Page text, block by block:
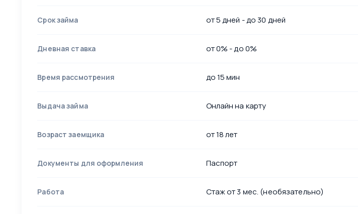
Срок займа от 5 дней - до 30 дней
Дневная ставка от 0% - до 0%
Время рассмотрения до 15 мин
Выдача займа Онлайн на карту
Возраст заемщика от 18 лет
Документы для оформления Паспорт
Работа Стаж от 3 мес. (необязательно)